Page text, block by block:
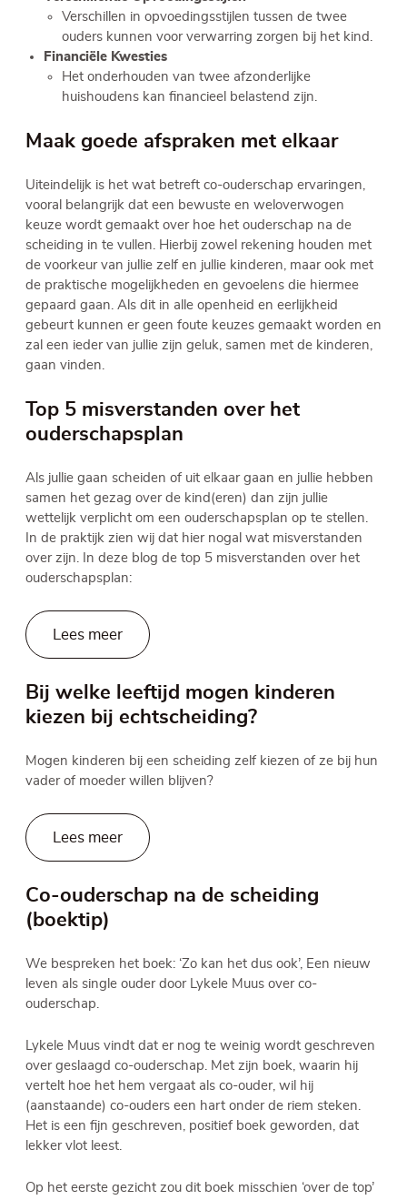
Verschillen in opvoedingsstijlen tussen de twee
ouders kunnen voor verwarring zorgen bij het kind.
Financiële Kwesties
Het onderhouden van twee afzonderlijke
huishoudens kan financieel belastend zijn.
Maak goede afspraken met elkaar
Uiteindelijk is het wat betreft co-ouderschap ervaringen,
vooral belangrijk dat een bewuste en weloverwogen
keuze wordt gemaakt over hoe het ouderschap na de
scheiding in te vullen. Hierbij zowel rekening houden met
de voorkeur van jullie zelf en jullie kinderen, maar ook met
de praktische mogelijkheden en gevoelens die hiermee
gepaard gaan. Als dit in alle openheid en eerlijkheid
gebeurt kunnen er geen foute keuzes gemaakt worden en
zal een ieder van jullie zijn geluk, samen met de kinderen,
gaan vinden.
Top 5 misverstanden over het
ouderschapsplan
Als jullie gaan scheiden of uit elkaar gaan en jullie hebben
samen het gezag over de kind(eren) dan zijn jullie
wettelijk verplicht om een ouderschapsplan op te stellen.
In de praktijk zien wij dat hier nogal wat misverstanden
over zijn. In deze blog de top 5 misverstanden over het
ouderschapsplan:
Lees meer
Bij welke leeftijd mogen kinderen
kiezen bij echtscheiding?
Mogen kinderen bij een scheiding zelf kiezen of ze bij hun
vader of moeder willen blijven?
Lees meer
Co-ouderschap na de scheiding
(boektip)
We bespreken het boek: ‘Zo kan het dus ook’, Een nieuw
leven als single ouder door Lykele Muus over co-
ouderschap.
Lykele Muus vindt dat er nog te weinig wordt geschreven
over geslaagd co-ouderschap. Met zijn boek, waarin hij
vertelt hoe het hem vergaat als co-ouder, wil hij
(aanstaande) co-ouders een hart onder de riem steken.
Het is een fijn geschreven, positief boek geworden, dat
lekker vlot leest.
Op het eerste gezicht zou dit boek misschien ‘over de top’